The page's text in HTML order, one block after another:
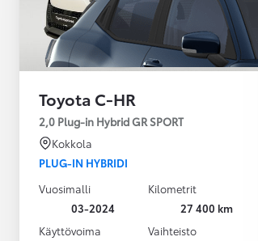
Toyota C-HR
2,0 Plug-in Hybrid GR SPORT
Kokkola
PLUG-IN HYBRIDI
Vuosimalli
03-2024
Kilometrit
27 400 km
Käyttövoima
Vaihteisto